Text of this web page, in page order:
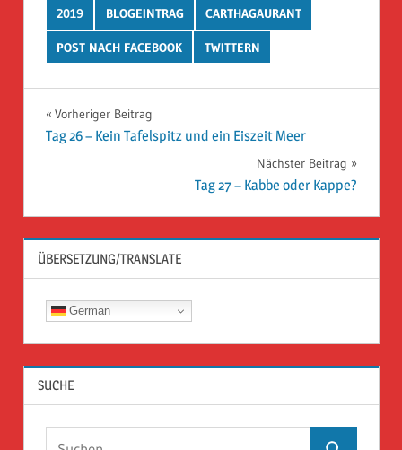
2019 BLOGEINTRAG CARTHAGAURANT
POST NACH FACEBOOK TWITTERN
Beitragsnavigation
Vorheriger Beitrag
Tag 26 – Kein Tafelspitz und ein Eiszeit Meer
Nächster Beitrag
Tag 27 – Kabbe oder Kappe?
ÜBERSETZUNG/TRANSLATE
German
SUCHE